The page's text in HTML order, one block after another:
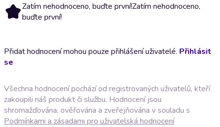
Zatím nehodnoceno, buďte první!Zatím nehodnoceno,
buďte první!
Přidat hodnocení mohou pouze přihlášení uživatelé. Přihlásit
se
Všechna hodnocení pochází od registrovaných uživatelů, kteří
zakoupili náš produkt či službu. Hodnocení jsou
shromažďována, ověřována a zveřejňována v souladu s
Podmínkami a zásadami pro uživatelská hodnocení